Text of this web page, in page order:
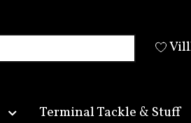
Terminal Tackle & Stuff